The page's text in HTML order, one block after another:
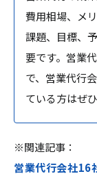
費用相場、メ
課題、目標、
要です。営業
で、営業代行
ている方はぜ
※関連記事：
営業代行会社16